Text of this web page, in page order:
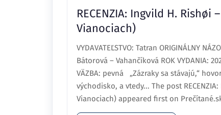
RECENZIA: Ingvild H.
Vianociach)
VYDAVATEĽSTVO: Tatran ORIGINÁLNY
Bátorová – Vahančíková ROK VYDANIA:
VÄZBA: pevná „Zázraky sa stávajú,“
východisko, a vtedy... The post
Vianociach) appeared first on